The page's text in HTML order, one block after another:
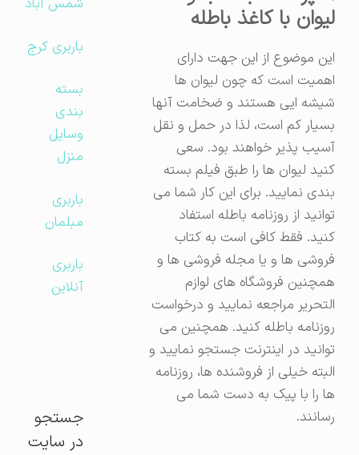
لیوان با کاغذ باطله
این موضوع از این جهت دارای
اهمیت است که چون لیوان ها
شیشه ایی هستند و ضخامت آنها
بسیار کم است، لذا در حمل و نقل
آسیب پذیر خواهند بود. سعی
کنید لیوان ها را طبق فیلم بسته
بندی نمایید. برای این کار شما می
توانید از روزنامه باطله استفاد
کنید. فقط کافی است به کتاب
فروشی ها و یا مجله فروشی ها و
همچنین فروشگاه های لوازم
التحریر مراجعه نمایید و درخواست
روزنامه باطله کنید. همچنین می
توانید در اینترنت جستجو نمایید و
البته خیلی از فروشنده ها، روزنامه
ها را با پیک به دست شما می
رسانند.
باربری کرج
بسته
بندی
وسایل
منزل
باربری
مبلمان
باربری
آنلاین
جستجو
در سایت